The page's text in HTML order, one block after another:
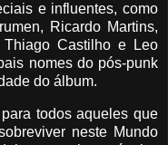
e influentes, como
Ricardo Martins,
Thiago Castilho e Leo
nomes do pós-punk
do álbum.
todos aqueles que
neste Mundo